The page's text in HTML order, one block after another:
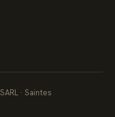
· Saintes